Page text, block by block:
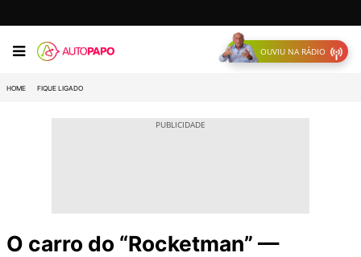
OUVIU NA RÁDIO
HOME FIQUE LIGADO
O carro do “Rocketman” —